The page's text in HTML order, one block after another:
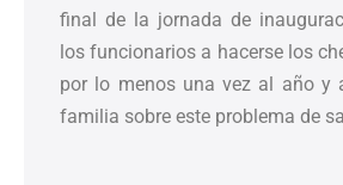
final de la jornada de
los funcionarios a hacerse los
por lo menos una vez al año y
familia sobre este problema de